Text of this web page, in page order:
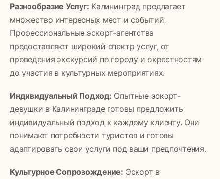
Разнообразие Услуг: Калининград предлагает
множество интересных мест и событий.
Профессиональные эскорт-агентства
предоставляют широкий спектр услуг, от
проведения экскурсий по городу и окрестностям
до участия в культурных мероприятиях.
Индивидуальный Подход: Опытные эскорт-
девушки в Калининграде готовы предложить
индивидуальный подход к каждому клиенту. Они
понимают потребности туристов и готовы
адаптировать свои услуги под ваши предпочтения.
Культурное Сопровождение: Эскорт в